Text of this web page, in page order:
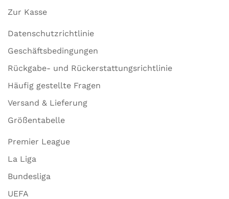
Zur Kasse
Datenschutzrichtlinie
Geschäftsbedingungen
Rückgabe- und Rückerstattungsrichtlinie
Häufig gestellte Fragen
Versand & Lieferung
Größentabelle
Premier League
La Liga
Bundesliga
UEFA